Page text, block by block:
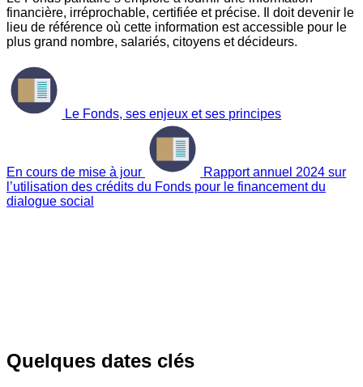
financière, irréprochable, certifiée et précise. Il doit devenir le
lieu de référence où cette information est accessible pour le
plus grand nombre, salariés, citoyens et décideurs.
Le Fonds, ses enjeux et ses principes
En cours de mise à jour
Rapport annuel 2024 sur
l’utilisation des crédits du Fonds pour le financement du
dialogue social
Quelques dates clés